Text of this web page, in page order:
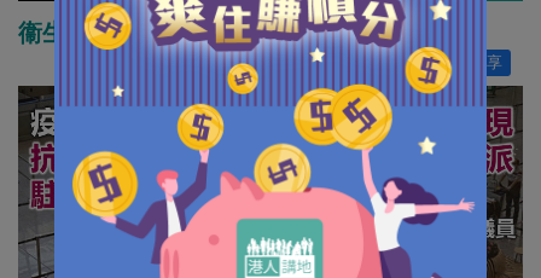
衞生署與健康香港的距離
分享
10